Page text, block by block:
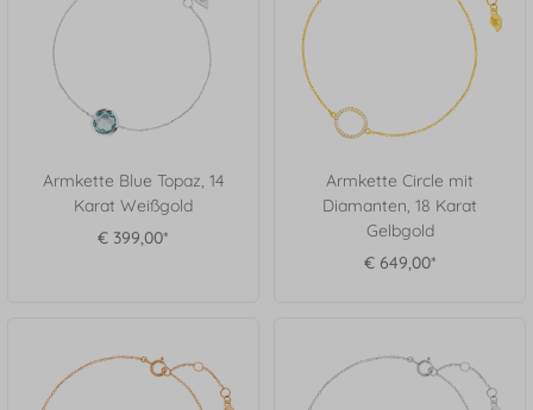
Armkette Blue Topaz, 14
Karat Weißgold
€ 399,00*
Armkette Circle mit
Diamanten, 18 Karat
Gelbgold
€ 649,00*